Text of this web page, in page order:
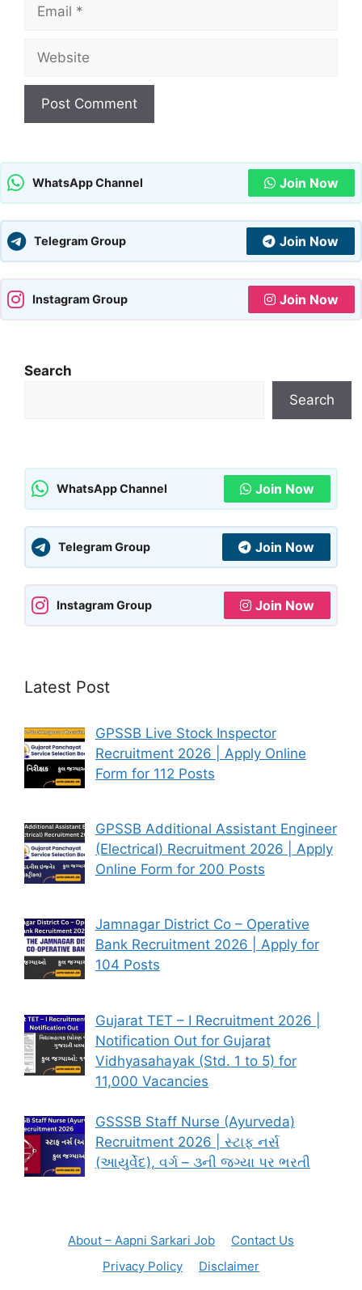
WhatsApp Channel Join Now
Telegram Group Join Now
Instagram Group Join Now
Search
Search
WhatsApp Channel Join Now
Telegram Group Join Now
Instagram Group Join Now
Latest Post
GPSSB Live Stock Inspector
Recruitment 2026 | Apply Online
Form for 112 Posts
GPSSB Additional Assistant Engineer
(Electrical) Recruitment 2026 | Apply
Online Form for 200 Posts
Jamnagar District Co – Operative
Bank Recruitment 2026 | Apply for
104 Posts
Gujarat TET – I Recruitment 2026 |
Notification Out for Gujarat
Vidhyasahayak (Std. 1 to 5) for
11,000 Vacancies
GSSSB Staff Nurse (Ayurveda)
Recruitment 2026 | સ્ટાફ નર્સ
(આયુર્વેદ), વર્ગ – ૩ની જગ્યા પર ભરતી
About – Aapni Sarkari Job
Contact Us
Privacy Policy
Disclaimer